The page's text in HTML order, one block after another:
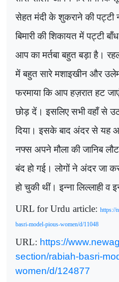
सेहत मंदी के शुकराने की पट्टी
बिमारी की शिकायत में पट्टी
आप का मर्तबा बहुत बड़ा है।
में बहुत सारे मशाइखीन और
फरमाया कि आप हज़रात हट
छोड़ दें। इसलिए सभी वहाँ से
दिया। इसके बाद अंदर से यह
नफ्स अपने मौला की जानिब
बंद हो गई। लोगों ने अंदर जा
हो चुकी थीं। इन्ना लिल्लाही व
URL for Urdu article: https://
basri-model-pious-women/d/11048
URL: https://
section/rabiah-basri-
women/d/124877